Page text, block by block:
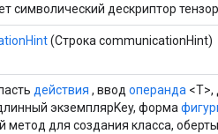
символический дескриптор
(Строка communicationHint)
действия , ввод операнда
экземплярKey, форма
метод для создания класса,